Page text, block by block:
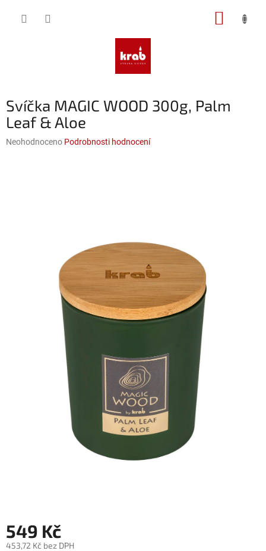
Svíčka MAGIC WOOD 300g, Palm
Leaf & Aloe
Průměrné
Neohodnoceno Podrobnosti hodnocení
549 Kč
453,72 Kč bez DPH